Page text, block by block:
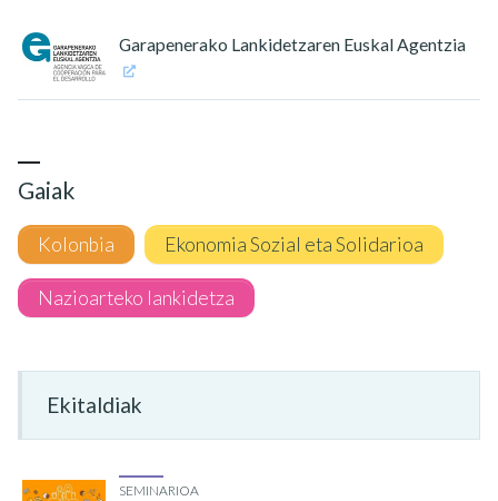
Garapenerako Lankidetzaren Euskal Agentzia
Gaiak
Kolonbia Ekonomia Sozial eta Solidarioa
Nazioarteko lankidetza
Ekitaldiak
SEMINARIOA